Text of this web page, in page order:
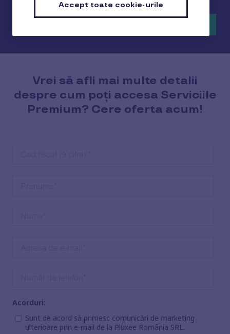
Vrei să afli mai multe detalii
despre cum poți accesa Serviciile
Premium? Cere oferta acum!
Accept toate cookie-urile